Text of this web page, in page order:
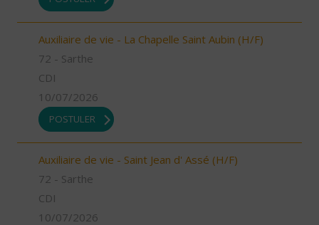
Auxiliaire de vie - La Chapelle Saint Aubin (H/F)
72 - Sarthe
CDI
10/07/2026
POSTULER
Auxiliaire de vie - Saint Jean d' Assé (H/F)
72 - Sarthe
CDI
10/07/2026